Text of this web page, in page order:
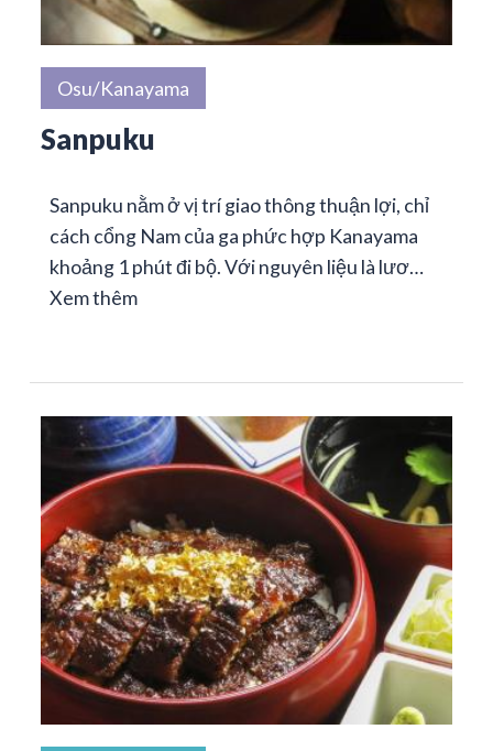
Osu/Kanayama
Sanpuku
Sanpuku nằm ở vị trí giao thông thuận lợi, chỉ
cách cổng Nam của ga phức hợp Kanayama
khoảng 1 phút đi bộ. Với nguyên liệu là lươ…
Xem thêm